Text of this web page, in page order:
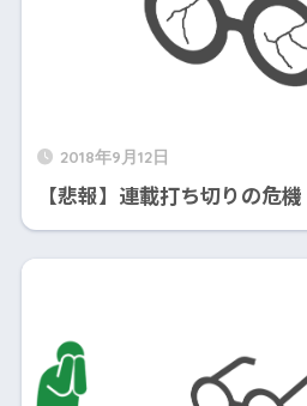
2018年9月12日
【悲報】連載打ち切りの危機